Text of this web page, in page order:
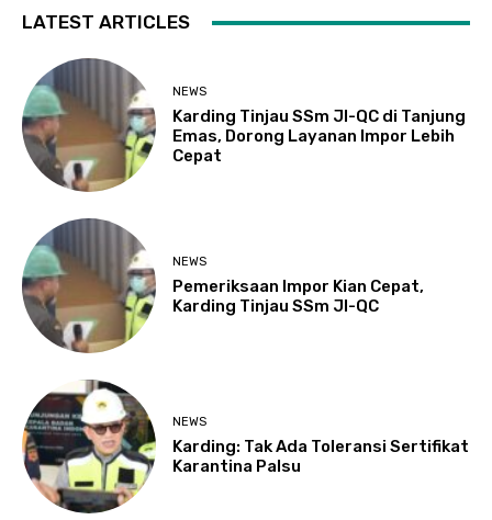
LATEST ARTICLES
NEWS
Karding Tinjau SSm JI-QC di Tanjung
Emas, Dorong Layanan Impor Lebih
Cepat
NEWS
Pemeriksaan Impor Kian Cepat,
Karding Tinjau SSm JI-QC
NEWS
Karding: Tak Ada Toleransi Sertifikat
Karantina Palsu